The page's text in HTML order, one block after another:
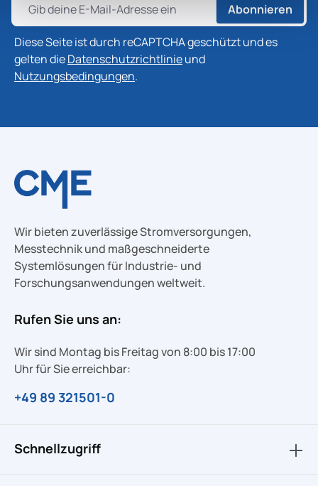
Abonnieren
Diese Seite ist durch reCAPTCHA geschützt und es
gelten dieDatenschutzrichtlinieund
Nutzungsbedingungen.
Wir bieten zuverlässige Stromversorgungen,
Messtechnik und maßgeschneiderte
Systemlösungen für Industrie- und
Forschungsanwendungen weltweit.
Rufen Sie uns an:
Wir sind Montag bis Freitag von 8:00 bis 17:00
Uhr für Sie erreichbar:
+49 89 321501-0
Schnellzugriff